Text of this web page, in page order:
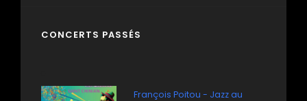
CONCERTS PASSÉS
François Poitou - Jazz au